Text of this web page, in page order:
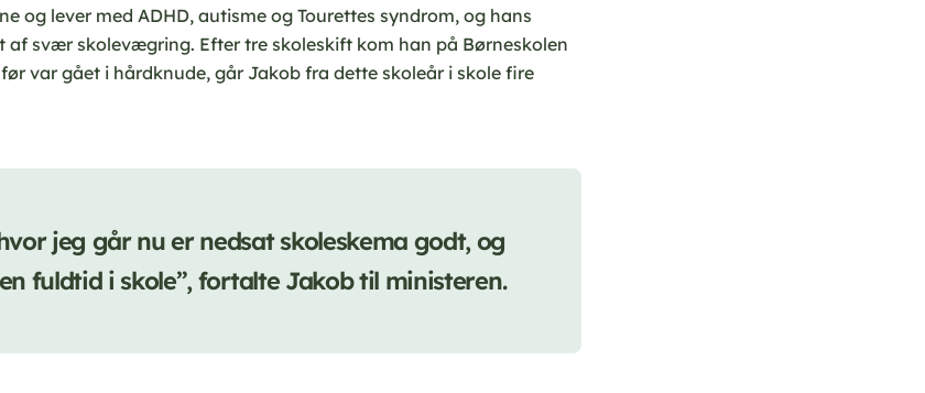
og lever med ADHD, autisme og Tourettes syndrom, og hans
svær skolevægring. Efter tre skoleskift kom han på Børneskolen
var gået i hårdknude, går Jakob fra dette skoleår i skole fire
jeg går nu er nedsat skoleskema godt, og
fuldtid i skole”, fortalte Jakob til ministeren.